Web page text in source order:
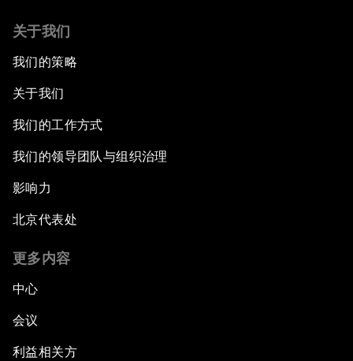
关于我们
我们的策略
关于我们
我们的工作方式
我们的领导团队与组织治理
影响力
北京代表处
更多内容
中心
会议
利益相关方